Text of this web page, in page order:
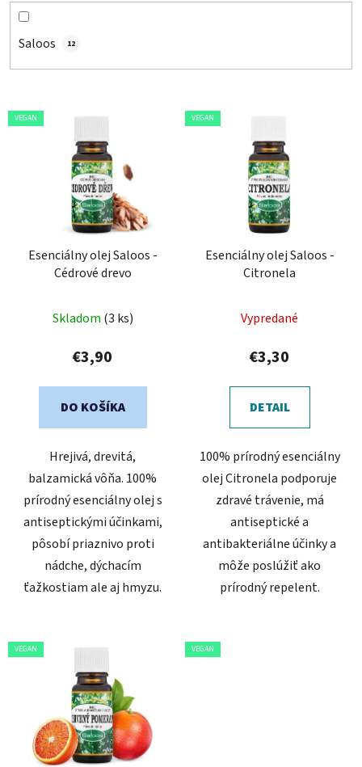
Saloos 12
V
ý
VEGAN
Esenciálny olej Saloos -
Cédrové drevo
Skladom (3 ks)
€3,90
DO KOŠÍKA
Hrejivá, drevitá,
balzamická vôňa. 100%
prírodný esenciálny olej s
antiseptickými účinkami,
pôsobí priaznivo proti
nádche, dýchacím
ťažkostiam ale aj hmyzu.
VEGAN
Esenciálny olej Saloos -
Citronela
Vypredané
€3,30
DETAIL
100% prírodný esenciálny
olej Citronela podporuje
zdravé trávenie, má
antiseptické a
antibakteriálne účinky a
môže poslúžiť ako
prírodný repelent.
VEGAN VEGAN